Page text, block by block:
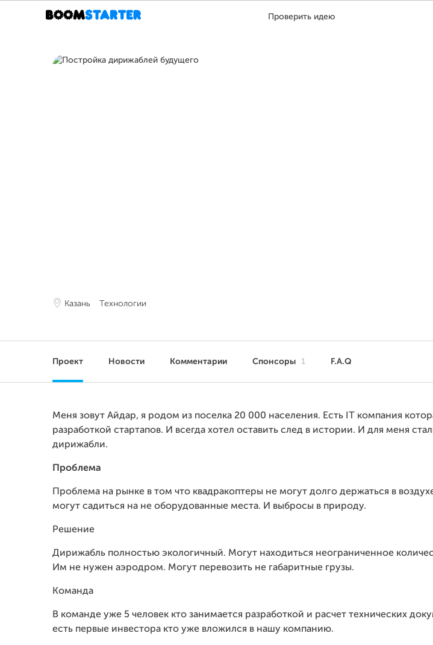
Проверить идею
Казань Технологии
Проект Новости Комментарии Спонсоры 1 F.A.Q
Меня зовут Айдар, я родом из поселка 20 000 населения. Есть IT компания
разработкой стартапов. И всегда хотел оставить след в истории. И для меня
дирижабли.
Проблема
Проблема на рынке в том что квадракоптеры не могут долго держаться в
могут садиться на не оборудованные места. И выбросы в природу.
Решение
Дирижабль полностью экологичный. Могут находиться неограниченное
Им не нужен аэродром. Могут перевозить не габаритные грузы.
Команда
В команде уже 5 человек кто занимается разработкой и расчет технических
есть первые инвестора кто уже вложился в нашу компанию.